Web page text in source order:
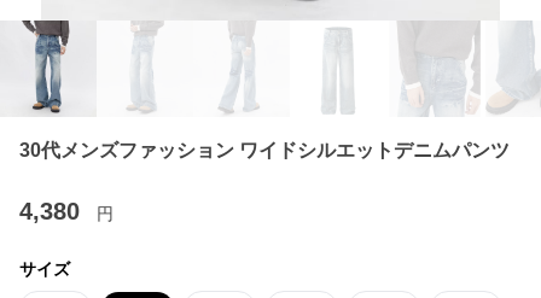
30代メンズファッション ワイドシルエットデニムパンツ
4,380 円
サイズ